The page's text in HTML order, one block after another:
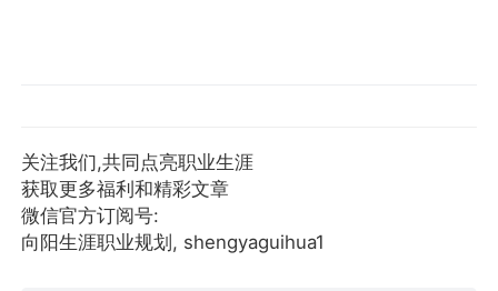
关注我们,共同点亮职业生涯
获取更多福利和精彩文章
微信官方订阅号:
向阳生涯职业规划, shengyaguihua1